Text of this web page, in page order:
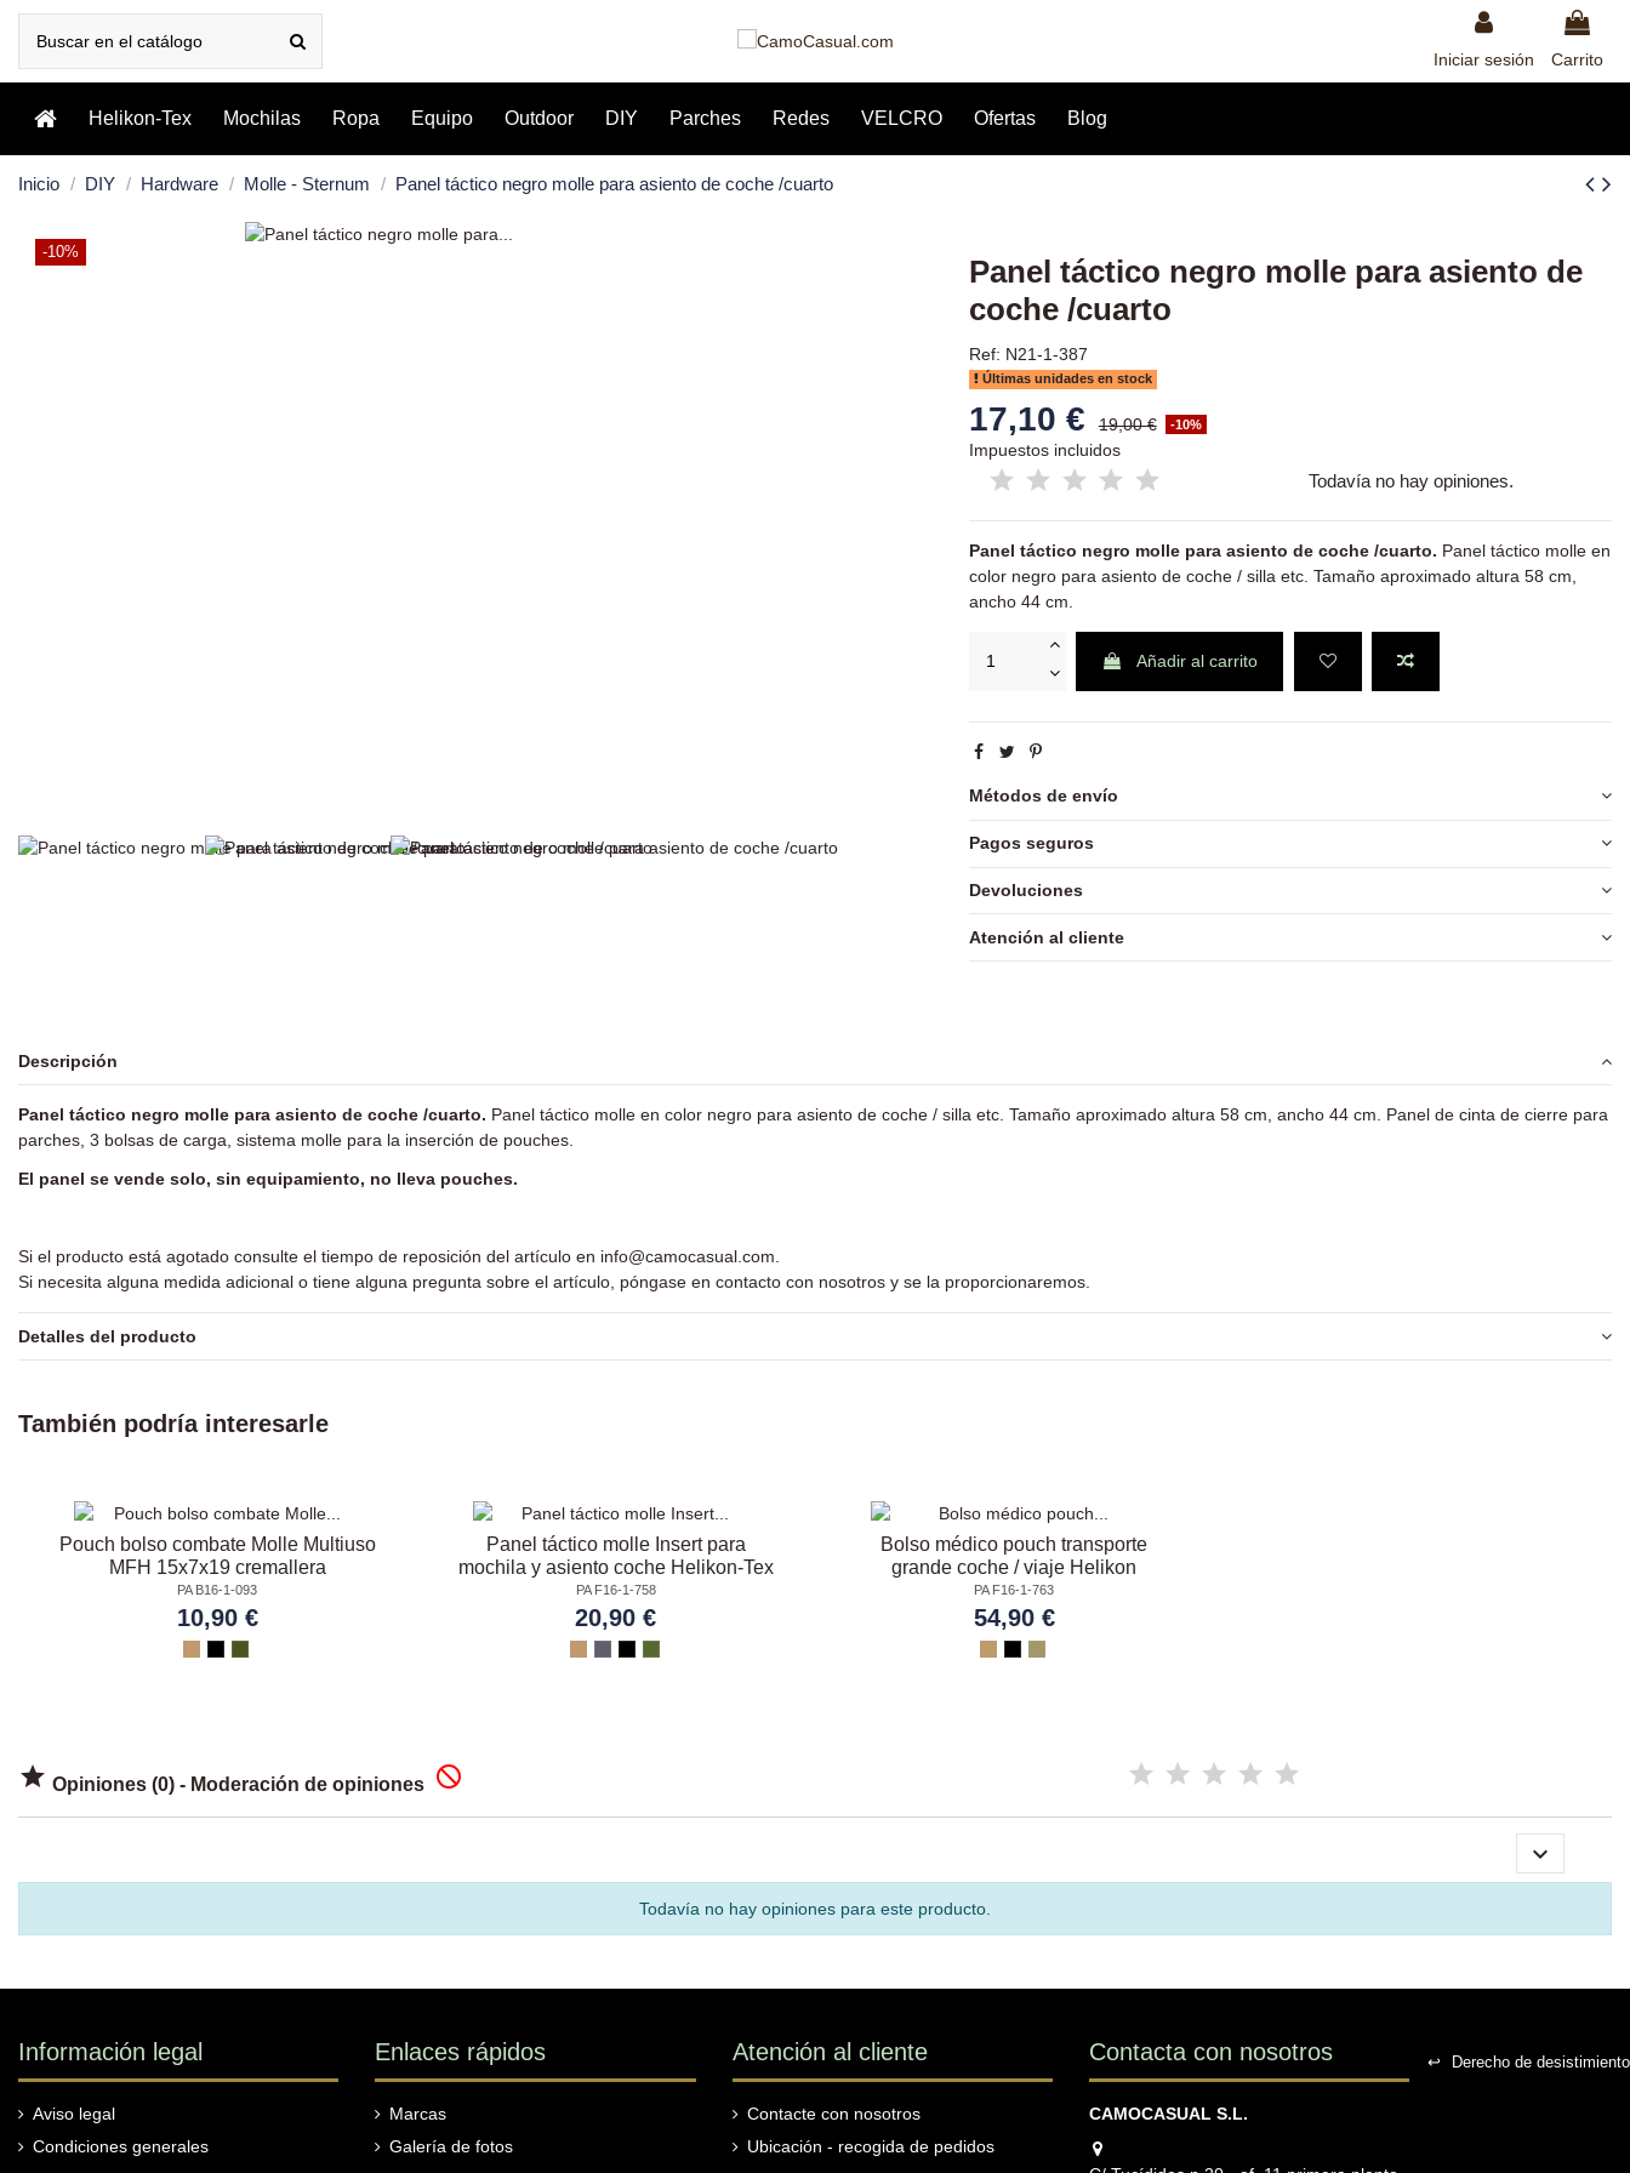
Iniciar sesión Carrito
Helikon-Tex Mochilas Ropa Equipo Outdoor DIY Parches Redes VELCRO Ofertas Blog
Inicio DIY Hardware Molle - Sternum Panel táctico negro molle para asiento de coche /cuarto
-10%
Panel táctico negro molle para asiento de
coche /cuarto
Ref: N21-1-387
Últimas unidades en stock
17,10 € 19,00 € -10%
Impuestos incluidos
Todavía no hay opiniones.
Panel táctico negro molle para asiento de coche /cuarto. Panel táctico molle en
color negro para asiento de coche / silla etc. Tamaño aproximado altura 58 cm,
ancho 44 cm.
Añadir al carrito
Métodos de envío
Pagos seguros
Devoluciones
Atención al cliente
Descripción
Panel táctico negro molle para asiento de coche /cuarto. Panel táctico molle en color negro para asiento de coche / silla etc. Tamaño aproximado altura 58 cm, ancho 44 cm. Panel de cinta de cierre para
parches, 3 bolsas de carga, sistema molle para la inserción de pouches.
El panel se vende solo, sin equipamiento, no lleva pouches.
Si el producto está agotado consulte el tiempo de reposición del artículo en info@camocasual.com.
Si necesita alguna medida adicional o tiene alguna pregunta sobre el artículo, póngase en contacto con nosotros y se la proporcionaremos.
Detalles del producto
También podría interesarle
Pouch bolso combate Molle Multiuso
MFH 15x7x19 cremallera
PA B16-1-093
10,90 €
Panel táctico molle Insert para
mochila y asiento coche Helikon-Tex
PA F16-1-758
20,90 €
Bolso médico pouch transporte
grande coche / viaje Helikon
PA F16-1-763
54,90 €
 Opiniones (0) - Moderación de opiniones 

Todavía no hay opiniones para este producto.
Información legal
Aviso legal
Condiciones generales
Enlaces rápidos
Marcas
Galería de fotos
Atención al cliente
Contacte con nosotros
Ubicación - recogida de pedidos
Contacta con nosotros
CAMOCASUAL S.L.
↩ Derecho de desistimiento